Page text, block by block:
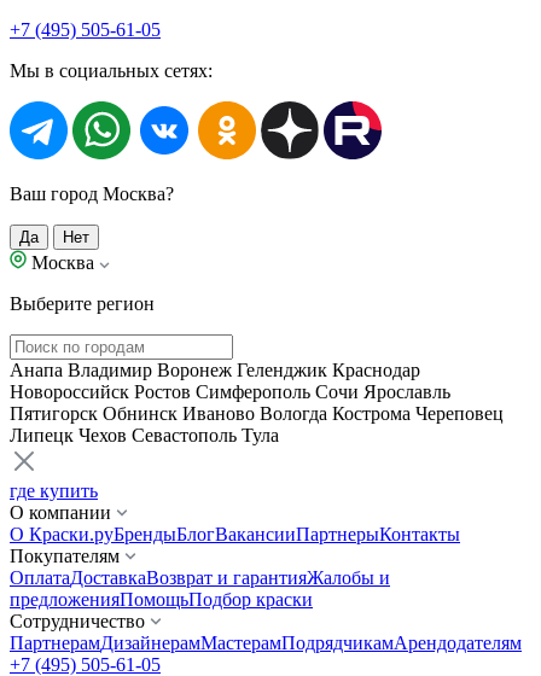
+7 (495) 505-61-05
Мы в социальных сетях:
Ваш город Москва?
Да Нет
Москва
Выберите регион
Анапа Владимир Воронеж Геленджик Краснодар
Новороссийск Ростов Симферополь Сочи Ярославль
Пятигорск Обнинск Иваново Вологда Кострома Череповец
Липецк Чехов Севастополь Тула
где купить
О компании
О Краски.руБрендыБлогВакансииПартнерыКонтакты
Покупателям
ОплатаДоставкаВозврат и гарантияЖалобы и
предложенияПомощьПодбор краски
Сотрудничество
ПартнерамДизайнерамМастерамПодрядчикамАрендодателям
+7 (495) 505-61-05